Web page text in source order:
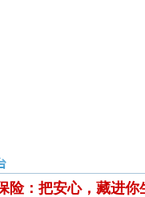
险：把安心，藏进你